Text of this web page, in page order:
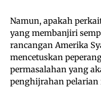
Namun, apakah
yang membanjiri
rancangan Amerika
mencetuskan
permasalahan yang
penghijrahan pelarian